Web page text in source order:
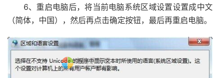
6、重启电脑后，将当前电脑系统区域设置设置成中文
（简体，中国），然后再点击确定按钮，最后再重启电脑。